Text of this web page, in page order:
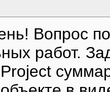
Вопрос
работ.